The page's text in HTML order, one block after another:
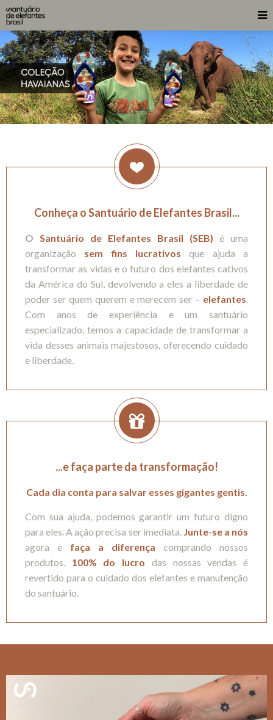
Conheça o Santuário de Elefantes Brasil...
O Santuário de Elefantes Brasil (SEB) é uma
organização sem fins lucrativos que ajuda a
transformar as vidas e o futuro dos elefantes cativos
da América do Sul, devolvendo a eles a liberdade de
poder ser quem querem e merecem ser – elefantes.
Com anos de experiência e um santuário
especializado, temos a capacidade de transformar a
vida desses animais majestosos, oferecendo cuidado
e liberdade.
...e faça parte da transformação!
Cada dia conta para salvar esses gigantes gentis.
Com sua ajuda, podemos garantir um futuro digno
para eles. A ação precisa ser imediata. Junte-se a nós
agora e faça a diferença comprando nossos
produtos. 100% do lucro das nossas vendas é
revertido para o cuidado dos elefantes e manutenção
do santuário.